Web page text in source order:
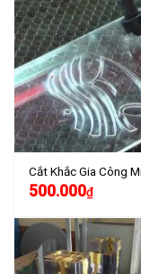
Cắt Khắc Gia Công
500.000₫